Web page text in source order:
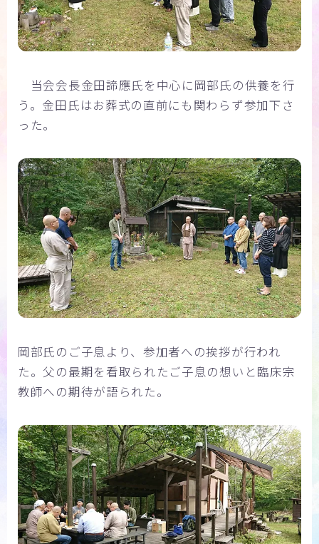
当会会長金田諦應氏を中心に岡部氏の供養を行
う。金田氏はお葬式の直前にも関わらず参加下さ
った。
岡部氏のご子息より、参加者への挨拶が行われ
た。父の最期を看取られたご子息の想いと臨床宗
教師への期待が語られた。